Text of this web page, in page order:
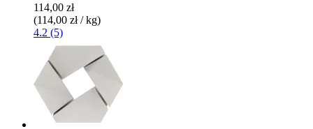
114,00 zł
(114,00 zł / kg)
4.2 (5)